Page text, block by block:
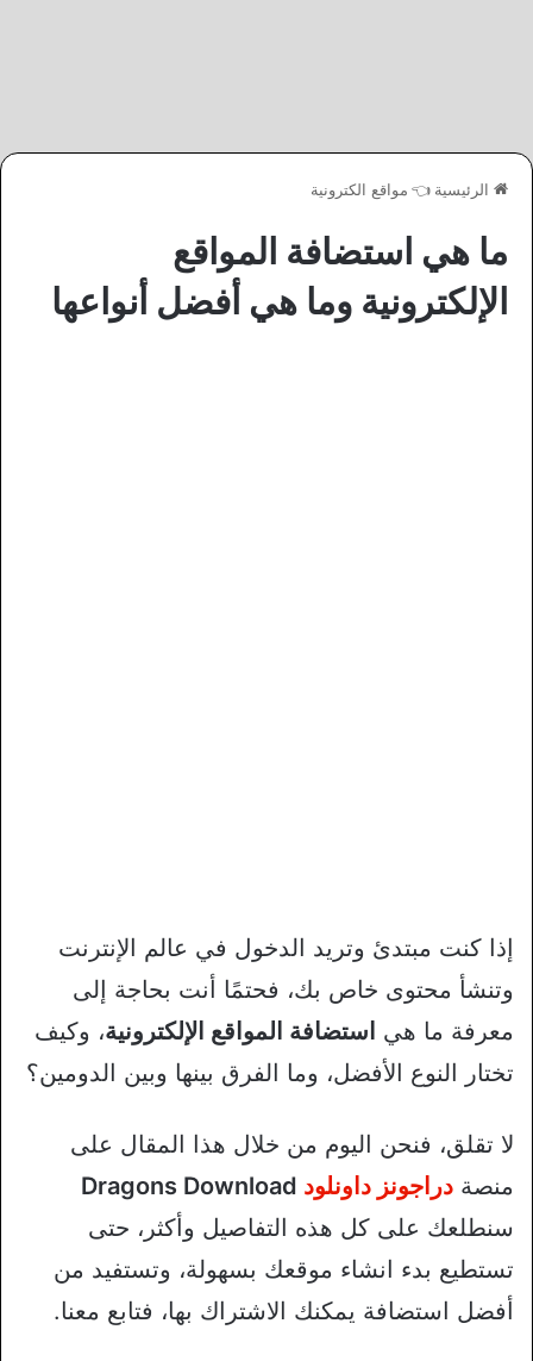
الرئيسية 👈 مواقع الكترونية
ما هي استضافة المواقع
الإلكترونية وما هي أفضل أنواعها
إذا كنت مبتدئ وتريد الدخول في عالم الإنترنت
وتنشأ محتوى خاص بك، فحتمًا أنت بحاجة إلى
معرفة ما هي استضافة المواقع الإلكترونية، وكيف
تختار النوع الأفضل، وما الفرق بينها وبين الدومين؟
لا تقلق، فنحن اليوم من خلال هذا المقال على
منصة دراجونز داونلود
سنطلعك على كل هذه التفاصيل وأكثر، حتى
تستطيع بدء انشاء موقعك بسهولة، وتستفيد من
أفضل استضافة يمكنك الاشتراك بها، فتابع معنا.